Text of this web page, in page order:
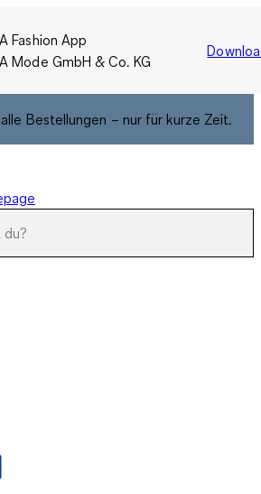
Fashion App
Mode GmbH & Co. KG
Bestellungen – nur für kurze Zeit.